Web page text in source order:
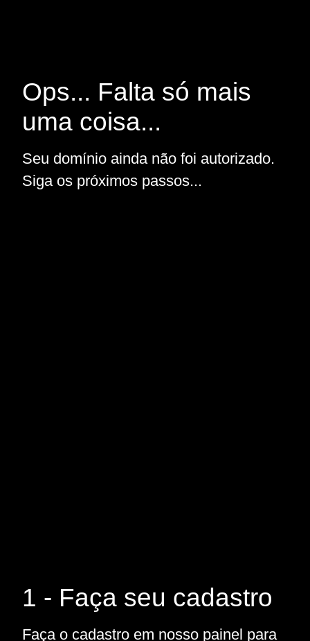
Ops... Falta só mais
uma coisa...
Seu domínio ainda não foi autorizado.
Siga os próximos passos...
1 - Faça seu cadastro
Faça o cadastro em nosso painel para